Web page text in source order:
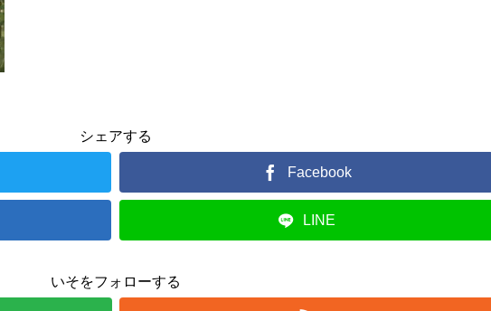
シェアする
Facebook
LINE
いそをフォローする